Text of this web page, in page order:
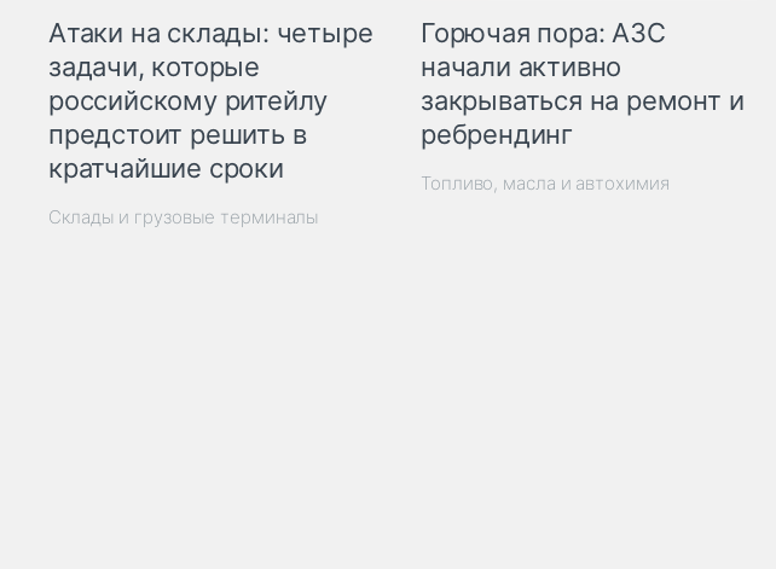
Атаки на склады: четыре
задачи, которые
российскому ритейлу
предстоит решить в
кратчайшие сроки
Склады и грузовые терминалы
Горючая пора: АЗС
начали активно
закрываться на ремонт и
ребрендинг
Топливо, масла и автохимия